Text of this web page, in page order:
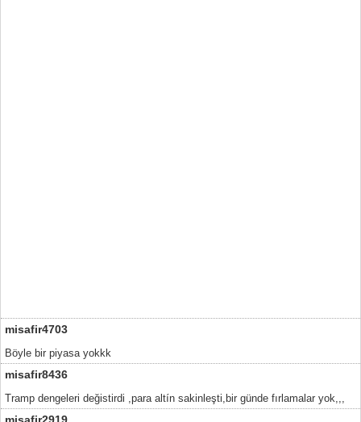
misafir4703
Böyle bir piyasa yokkk
misafir8436
Tramp dengeleri değistirdi ,para altín sakinleşti,bir günde fırlamalar yok,,,